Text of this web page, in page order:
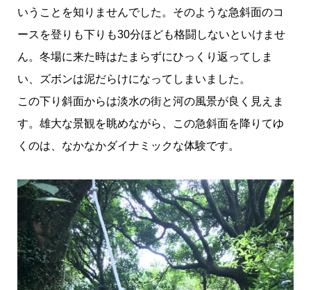
いうことを知りませんでした。そのような急斜面のコ
ースを登りも下りも30分ほども格闘しないといけませ
ん。冬場に来た時はたまらずにひっくり返ってしま
い、ズボンは泥だらけになってしまいました。
この下り斜面からは淡水の街と河の風景が良く見えま
す。雄大な景観を眺めながら、この急斜面を降りてゆ
くのは、なかなかダイナミックな体験です。